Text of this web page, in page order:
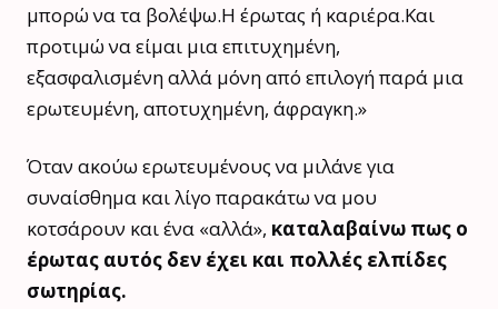
μπορώ να τα βολέψω.Η έρωτας ή καριέρα.Και
προτιμώ να είμαι μια επιτυχημένη,
εξασφαλισμένη αλλά μόνη από επιλογή παρά μια
ερωτευμένη, αποτυχημένη, άφραγκη.»
Όταν ακούω ερωτευμένους να μιλάνε για
συναίσθημα και λίγο παρακάτω να μου
κοτσάρουν και ένα «αλλά», καταλαβαίνω πως ο
έρωτας αυτός δεν έχει και πολλές ελπίδες
σωτηρίας.